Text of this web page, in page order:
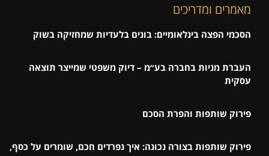
מאמרים ומדריכים
הסכמי הפצה בינלאומיים: בונים בלעדיות שמחזיקה בשוק
העברת מניות בחברה בע״מ – דיוק משפטי שמייצר תוצאה
עסקית
פירוק שותפות והפרת הסכם
פירוק שותפות בצורה נכונה: איך נפרדים חכם, שומרים על כסף,